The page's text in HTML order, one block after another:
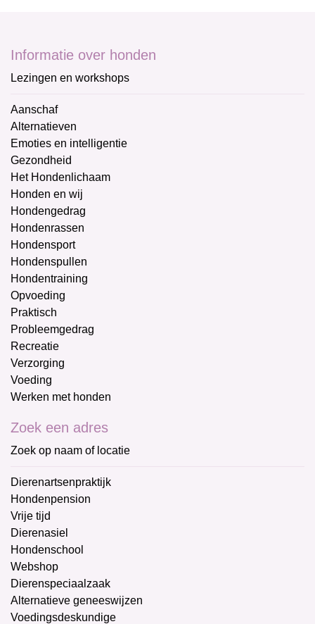
Informatie over honden
Lezingen en workshops
Aanschaf
Alternatieven
Emoties en intelligentie
Gezondheid
Het Hondenlichaam
Honden en wij
Hondengedrag
Hondenrassen
Hondensport
Hondenspullen
Hondentraining
Opvoeding
Praktisch
Probleemgedrag
Recreatie
Verzorging
Voeding
Werken met honden
Zoek een adres
Zoek op naam of locatie
Dierenartsenpraktijk
Hondenpension
Vrije tijd
Dierenasiel
Hondenschool
Webshop
Dierenspeciaalzaak
Alternatieve geneeswijzen
Voedingsdeskundige